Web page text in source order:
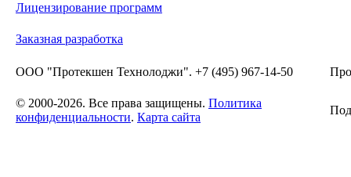
Лицензирование программ
Заказная разработка
ООО "Протекшен Технолоджи". +7 (495) 967-14-50
© 2000-2026. Все права защищены. Политика
конфиденциальности. Карта сайта